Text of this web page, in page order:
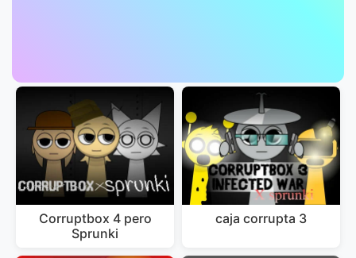
Corruptbox 4 pero
Sprunki
caja corrupta 3